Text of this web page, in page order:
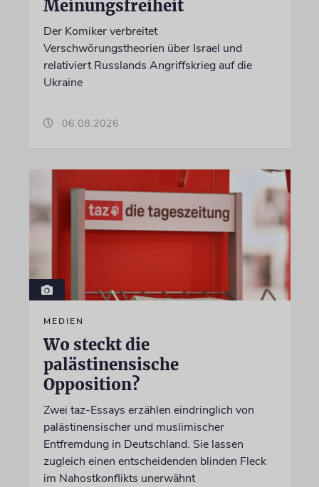
Meinungsfreiheit
Der Komiker verbreitet
Verschwörungstheorien über Israel und
relativiert Russlands Angriffskrieg auf die
Ukraine
06.08.2026
MEDIEN
Wo steckt die
palästinensische
Opposition?
Zwei taz-Essays erzählen eindringlich von
palästinensischer und muslimischer
Entfremdung in Deutschland. Sie lassen
zugleich einen entscheidenden blinden Fleck
im Nahostkonflikts unerwähnt